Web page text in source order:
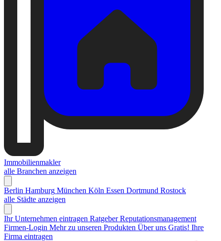
Immobilienmakler
alle Branchen anzeigen
Berlin Hamburg München Köln Essen Dortmund Rostock
alle Städte anzeigen
Ihr Unternehmen eintragen Ratgeber Reputationsmanagement
Firmen-Login Mehr zu unseren Produkten Über uns Gratis! Ihre
Firma eintragen